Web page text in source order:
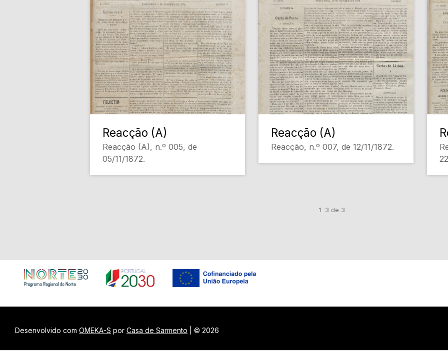
Reacção (A)
Reacção (A), n.º 005, de
05/11/1872.
Reacção (A)
Reacção, n.º 007, de 12/11/1872.
1–3 de 3
Desenvolvido com OMEKA-S por Casa de Sarmento | © 2026